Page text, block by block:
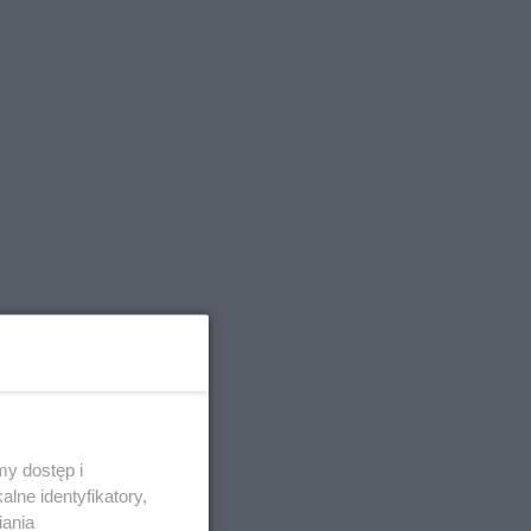
dostęp i
identyfikatory,